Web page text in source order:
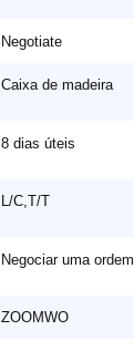
Negotiate
Caixa de madeira
8 dias úteis
L/C,T/T
Negociar uma ordem.
ZOOMWO